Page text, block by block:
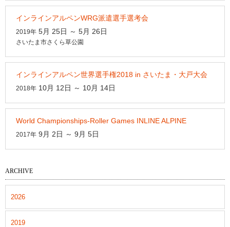
インラインアルペンWRG派遣選手選考会
2019年 5月 25日 ～ 5月 26日
さいたま市さくら草公園
インラインアルペン世界選手権2018 in さいたま・大戸大会
2018年 10月 12日 ～ 10月 14日
World Championships-Roller Games INLINE ALPINE
2017年 9月 2日 ～ 9月 5日
ARCHIVE
2026
2019